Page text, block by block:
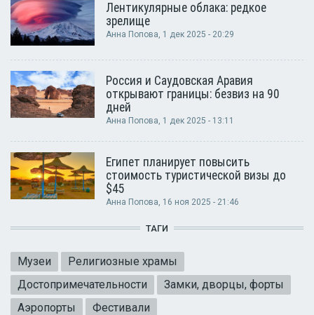
Лентикулярные облака: редкое
зрелище
Анна Попова, 1 дек 2025 - 20:29
Россия и Саудовская Аравия
открывают границы: безвиз на 90
дней
Анна Попова, 1 дек 2025 - 13:11
Египет планирует повысить
стоимость туристической визы до
$45
Анна Попова, 16 ноя 2025 - 21:46
ТАГИ
Музеи
Религиозные храмы
Достопримечательности
Замки, дворцы, форты
Аэропорты
Фестивали